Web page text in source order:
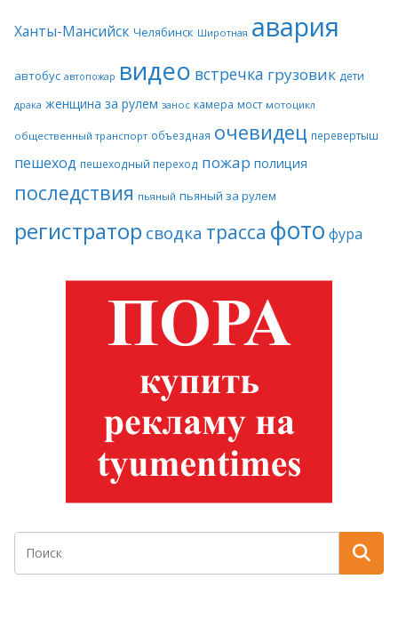
Ханты-Мансийск Челябинск Широтная авария
автобус автопожар видео встречка грузовик дети
драка женщина за рулем занос камера мост мотоцикл
общественный транспорт объездная очевидец перевертыш
пешеход пешеходный переход пожар полиция
последствия пьяный пьяный за рулем
регистратор сводка трасса фото фура